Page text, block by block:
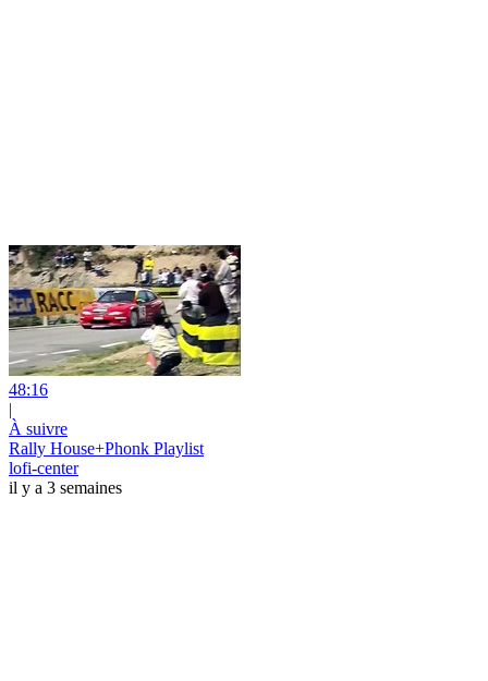
48:16
|
À suivre
Rally House+Phonk Playlist
lofi-center
il y a 3 semaines